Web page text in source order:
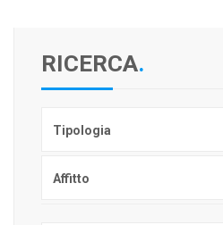
RICERCA.
Tipologia
Affitto